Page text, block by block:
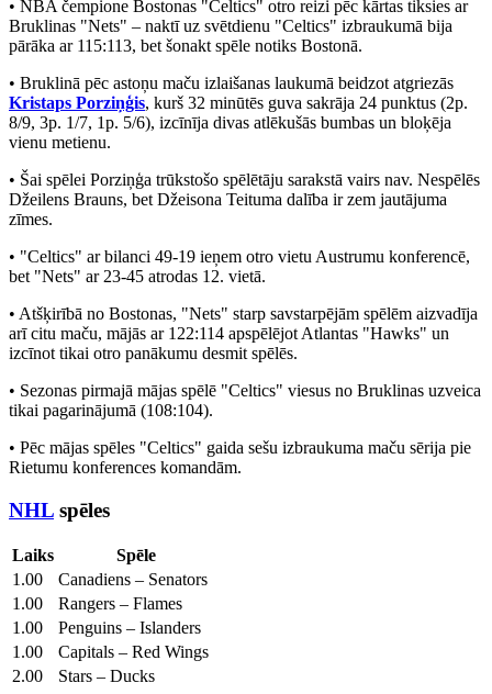
• NBA čempione Bostonas "Celtics" otro reizi pēc kārtas tiksies ar
Bruklinas "Nets" – naktī uz svētdienu "Celtics" izbraukumā bija
pārāka ar 115:113, bet šonakt spēle notiks Bostonā.
• Bruklinā pēc astoņu maču izlaišanas laukumā beidzot atgriezās
Kristaps Porziņģis, kurš 32 minūtēs guva sakrāja 24 punktus (2p.
8/9, 3p. 1/7, 1p. 5/6), izcīnīja divas atlēkušās bumbas un bloķēja
vienu metienu.
• Šai spēlei Porziņģa trūkstošo spēlētāju sarakstā vairs nav. Nespēlēs
Džeilens Brauns, bet Džeisona Teituma dalība ir zem jautājuma
zīmes.
• "Celtics" ar bilanci 49-19 ieņem otro vietu Austrumu konferencē,
bet "Nets" ar 23-45 atrodas 12. vietā.
• Atšķirībā no Bostonas, "Nets" starp savstarpējām spēlēm aizvadīja
arī citu maču, mājās ar 122:114 apspēlējot Atlantas "Hawks" un
izcīnot tikai otro panākumu desmit spēlēs.
• Sezonas pirmajā mājas spēlē "Celtics" viesus no Bruklinas uzveica
tikai pagarinājumā (108:104).
• Pēc mājas spēles "Celtics" gaida sešu izbraukuma maču sērija pie
Rietumu konferences komandām.
NHL spēles
Laiks
Spēle
1.00
Canadiens – Senators
1.00
Rangers – Flames
1.00
Penguins – Islanders
1.00
Capitals – Red Wings
2.00
Stars – Ducks